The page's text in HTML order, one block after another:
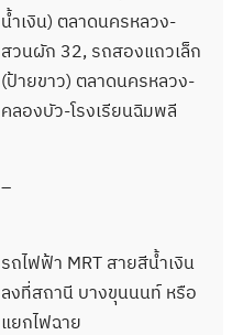
น้ำเงิน) ตลาดนครหลวง-
สวนผัก 32, รถสองแถวเล็ก
(ป้ายขาว) ตลาดนครหลวง-
คลองบัว-โรงเรียนฉิมพลี
–
รถไฟฟ้า MRT สายสีน้ำเงิน
ลงที่สถานี บางขุนนนท์ หรือ
แยกไฟฉาย